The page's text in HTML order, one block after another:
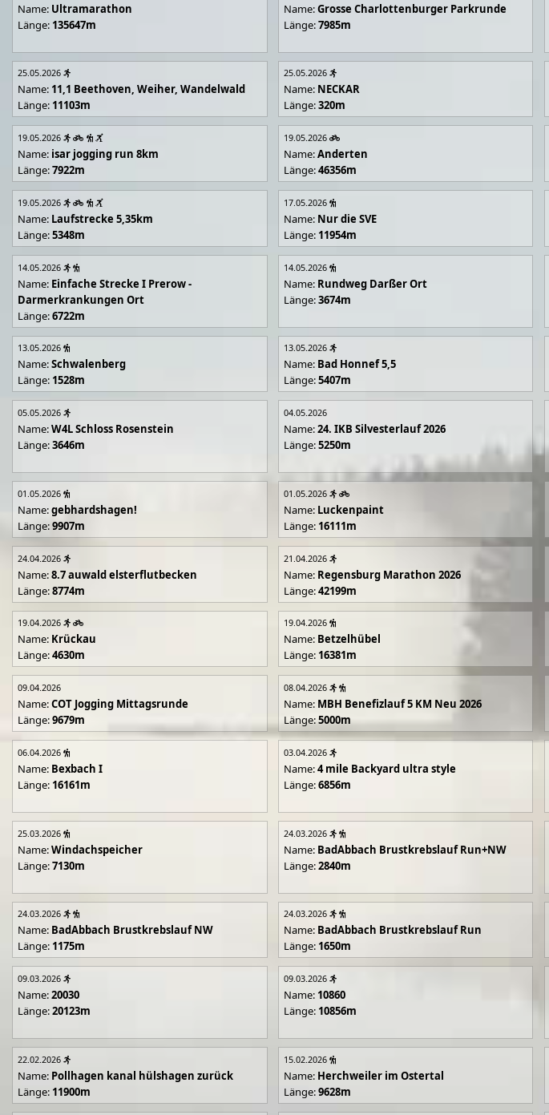
Name: Ultramarathon
Länge: 135647m
Name:Grosse Charlottenburger Parkrunde
Länge:7985m
25.05.2026
Name: 11,1 Beethoven, Weiher, Wandelwald
Länge: 11103m
25.05.2026
Name: NECKAR
Länge:320m
19.05.2026
Name: isar jogging run 8km
Länge:7922m
19.05.2026
Name:Anderten
Länge:46356m
19.05.2026
Name: Laufstrecke 5,35km
Länge:5348m
17.05.2026
Name: Nur die SVE
Länge: 11954m
14.05.2026
Name: Einfache Strecke I Prerow -
Darmerkrankungen Ort
Länge:6722m
14.05.2026
Name: Rundweg Darßer Ort
Länge:3674m
13.05.2026
Name:Schwalenberg
Länge: 1528m
13.05.2026
Name: Bad Honnef 5,5
Länge:5407m
05.05.2026
Name:W4L Schloss Rosenstein
Länge:3646m
04.05.2026
Name:24. IKB Silvesterlauf 2026
Länge:5250m
01.05.2026
Name:gebhardshagen!
Länge:9907m
01.05.2026
Name: Luckenpaint
Länge: 16111m
24.04.2026
Name:8.7 auwald elsterflutbecken
Länge:8774m
21.04.2026
Name: Regensburg Marathon 2026
Länge:42199m
19.04.2026
Name: Krückau
Länge:4630m
19.04.2026
Name: Betzelhübel
Länge: 16381m
09.04.2026
Name:COT Jogging Mittagsrunde
Länge:9679m
08.04.2026
Name: MBH Benefizlauf 5 KM Neu 2026
Länge:5000m
06.04.2026
Name: Bexbach I
Länge: 16161m
03.04.2026
Name:4 mile Backyard ultra style
Länge:6856m
25.03.2026
Name:Windachspeicher
Länge:7130m
24.03.2026
Name: BadAbbach Brustkrebslauf Run+NW
Länge:2840m
24.03.2026
Name: BadAbbach Brustkrebslauf NW
Länge: 1175m
24.03.2026
Name: BadAbbach Brustkrebslauf Run
Länge: 1650m
09.03.2026
Name:20030
Länge:20123m
09.03.2026
Name: 10860
Länge: 10856m
22.02.2026
Name: Pollhagen kanal hülshagen zurück
Länge: 11900m
15.02.2026
Name: Herchweiler im Ostertal
Länge:9628m